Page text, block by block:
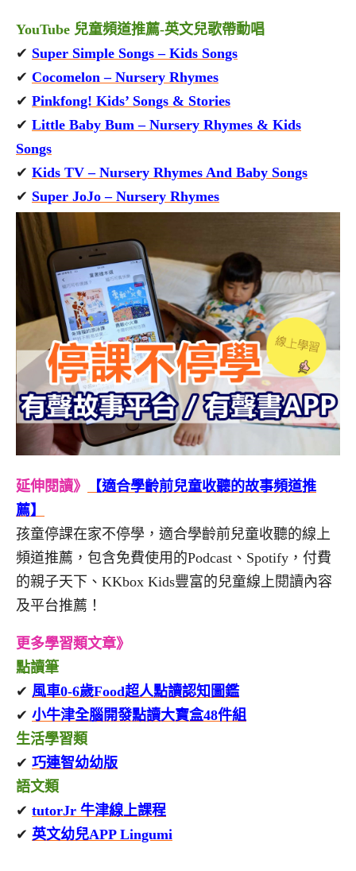
YouTube 兒童頻道推薦-英文兒歌帶動唱
✔ Super Simple Songs – Kids Songs
✔ Cocomelon – Nursery Rhymes
✔ Pinkfong! Kids’ Songs & Stories
✔ Little Baby Bum – Nursery Rhymes & Kids
Songs
✔ Kids TV – Nursery Rhymes And Baby Songs
✔ Super JoJo – Nursery Rhymes
延伸閱讀》
【適合學齡前兒童收聽的故事頻道推
薦】
孩童停課在家不停學，適合學齡前兒童收聽的線上
頻道推薦，包含免費使用的Podcast、Spotify，付費
的親子天下、KKbox Kids豐富的兒童線上閱讀內容
及平台推薦！
更多學習類文章》
點讀筆
✔ 風車0-6歲Food超人點讀認知圖鑑
✔ 小牛津全腦開發點讀大寶盒48件組
生活學習類
✔ 巧連智幼幼版
語文類
✔ tutorJr 牛津線上課程
✔ 英文幼兒APP Lingumi